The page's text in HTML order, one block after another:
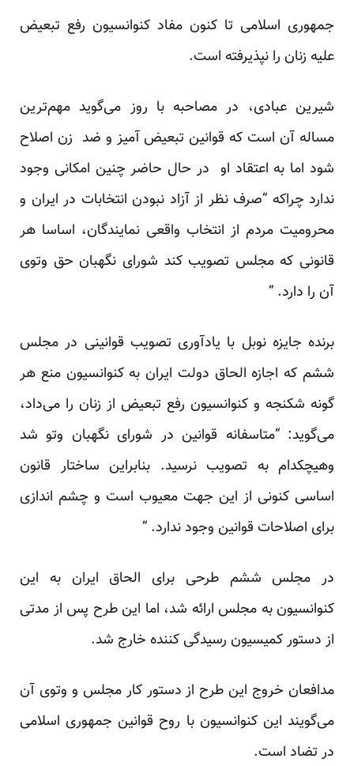
جمهوری اسلامی تا کنون مفاد کنوانسیون رفع تبعیض
علیه زنان را نپذیرفته است.
شیرین عبادی، در مصاحبه با روز می‌گوید مهم‌ترین
مساله آن است که قوانین تبعیض آمیز و ضد زن اصلاح
شود اما به اعتقاد او در حال حاضر چنین امکانی وجود
ندارد چراکه “صرف نظر از آزاد نبودن انتخابات در ایران و
محرومیت مردم از انتخاب واقعی نمایندگان، اساسا هر
قانونی که مجلس تصویب کند شورای نگهبان حق وتوی
آن را دارد. “
برنده جایزه نوبل با یادآوری تصویب قوانینی در مجلس
ششم که اجازه الحاق دولت ایران به کنوانسیون منع هر
گونه شکنجه و کنوانسیون رفع تبعیض از زنان را می‌داد،
می‌گوید: “متاسفانه قوانین در شورای نگهبان وتو شد
وهیچکدام به تصویب نرسید. بنابراین ساختار قانون
اساسی کنونی از این جهت معیوب است و چشم اندازی
برای اصلاحات قوانین وجود ندارد. “
در مجلس ششم طرحی برای الحاق ایران به این
کنوانسیون به مجلس ارائه شد، اما این طرح پس از مدتی
از دستور کمیسیون رسیدگی کننده خارج شد.
مدافعان خروج این طرح از دستور کار مجلس و وتوی آن
می‌گویند این کنوانسیون با روح قوانین جمهوری اسلامی
در تضاد است.